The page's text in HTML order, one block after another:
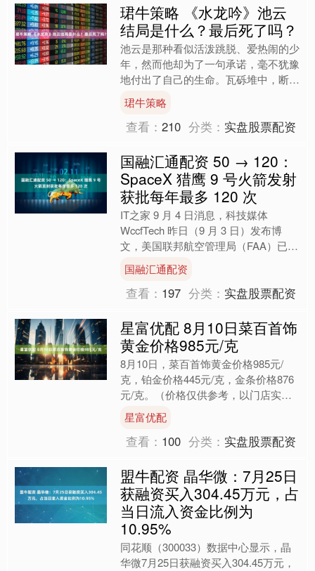
珺牛策略 《水龙吟》池云
结局是什么？最后死了吗？
池云是那种看似活泼跳脱、爱热闹的少
年，然而他却为了一句承诺，毫不犹豫
地付出了自己的生命。瓦砾堆中，断裂
的笛子与香囊成了他存在的最后证明。
在《水龙吟》这部浩瀚的江....
珺牛策略
查看：210 分类： 实盘股票配资
国融汇通配资 50 → 120：
SpaceX 猎鹰 9 号火箭发射
获批每年最多 120 次
IT之家 9 月 4 日消息，科技媒体
WccfTech 昨日（9 月 3 日）发布博
文，美国联邦航空管理局（FAA）已批
准 SpaceX 在佛州卡纳维拉尔太空....
国融汇通配资
查看： 197 分类： 实盘股票配资
星富优配 8月10日菜百首饰
黄金价格985元/克
8月10日，菜百首饰黄金价格985元/
克，铂金价格445元/克，金条价格876
元/克。（价格仅供参考，以门店实际
为准）同日上海黄金交易所现货黄金
AU9999最新....
星富优配
查看： 100 分类： 实盘股票配资
盟牛配资 晶华微：7月25日
获融资买入304.45万元，占
当日流入资金比例为
10.95%
同花顺（300033）数据中心显示，晶
华微7月25日获融资买入304.45万元，